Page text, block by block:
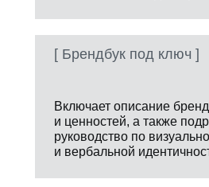
Включает описание
и ценностей, а также
руководство по
и вербальной
[ Брендбук под ключ ]